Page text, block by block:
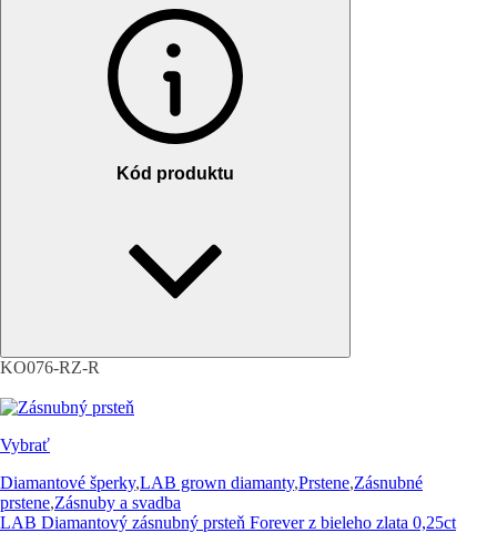
Kód produktu
KO076-RZ-R
Vybrať
Diamantové šperky,LAB grown diamanty,Prstene,Zásnubné
prstene,Zásnuby a svadba
LAB Diamantový zásnubný prsteň Forever z bieleho zlata 0,25ct